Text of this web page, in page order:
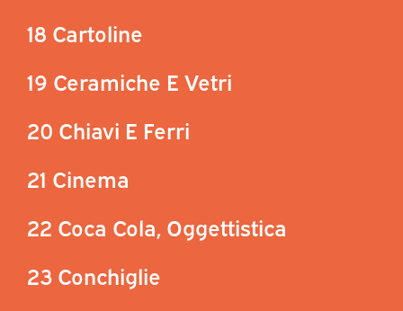
18 Cartoline
19 Ceramiche E Vetri
20 Chiavi E Ferri
21 Cinema
22 Coca Cola, Oggettistica
23 Conchiglie